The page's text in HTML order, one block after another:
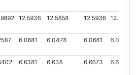
12.5936 12.5858 12.5936 12.5858
6.0681 6.0478 6.0681 6.0456
6.6381 6.638 6.6673 6.6342